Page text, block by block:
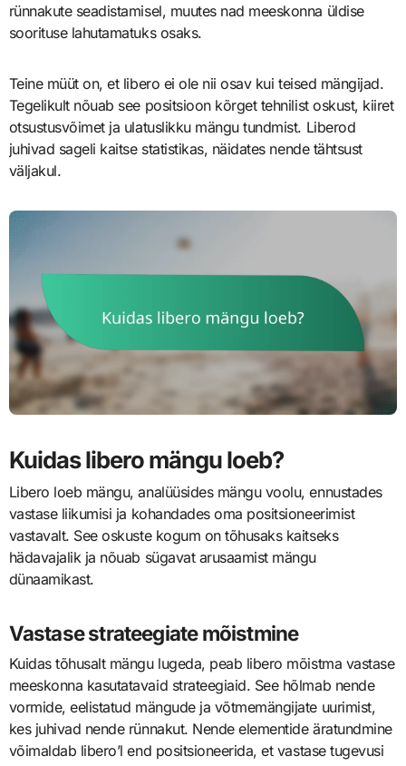
rünnakute seadistamisel, muutes nad meeskonna üldise
soorituse lahutamatuks osaks.
Teine müüt on, et libero ei ole nii osav kui teised mängijad.
Tegelikult nõuab see positsioon kõrget tehnilist oskust, kiiret
otsustusvõimet ja ulatuslikku mängu tundmist. Liberod
juhivad sageli kaitse statistikas, näidates nende tähtsust
väljakul.
Kuidas libero mängu loeb?
Libero loeb mängu, analüüsides mängu voolu, ennustades
vastase liikumisi ja kohandades oma positsioneerimist
vastavalt. See oskuste kogum on tõhusaks kaitseks
hädavajalik ja nõuab sügavat arusaamist mängu
dünaamikast.
Vastase strateegiate mõistmine
Kuidas tõhusalt mängu lugeda, peab libero mõistma vastase
meeskonna kasutatavaid strateegiaid. See hõlmab nende
vormide, eelistatud mängude ja võtmemängijate uurimist,
kes juhivad nende rünnakut. Nende elementide äratundmine
võimaldab libero’l end positsioneerida, et vastase tugevusi